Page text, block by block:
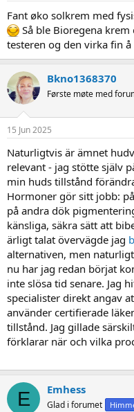
Fant øko solkrem med
Så ble Bioregena
testeren og den virka fin
Bkno1368370
Første møte med
15 Jun 2025
Naturligtvis är ämnet
relevant - jag stötte själv
min huds tillstånd
Hormoner gör sitt jobb:
på andra dök
känsliga, säkra sätt att
ärligt talat övervägde jag
alternativen, men
nu har jag redan börjat
inte slösa tid senare. Jag
specialister direkt angav
använder certifierade
tillstånd. Jag gillade
förklarar när och vilka
E Emhess
Glad i forumet